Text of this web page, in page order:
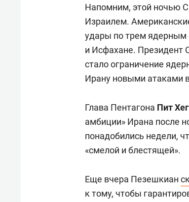
Напомним, этой ночью
Израилем.
удары по трем ядерным
и Исфахане. Президент
стало ограничение
Ирану новыми атаками
Глава Пентагона Пит
амбиции» Ирана после
понадобились недели,
«смелой и блестящей».
Еще вчера Пезешкиан
к тому, чтобы